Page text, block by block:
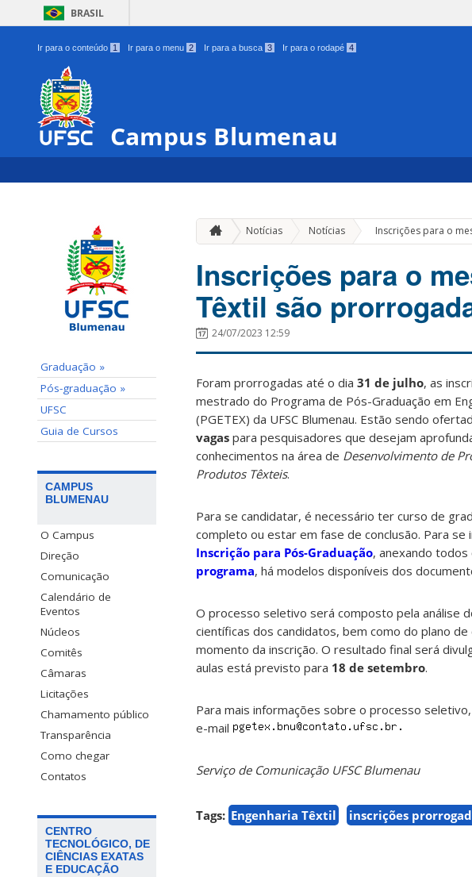
BRASIL
Ir para o conteúdo 1 Ir para o menu 2 Ir para a busca 3 Ir para o rodapé 4
Campus Blumenau
Graduação »
Pós-graduação »
UFSC
Guia de Cursos
CAMPUS
BLUMENAU
O Campus
Direção
Comunicação
Calendário de
Eventos
Núcleos
Comitês
Câmaras
Licitações
Chamamento público
Transparência
Como chegar
Contatos
CENTRO
TECNOLÓGICO, DE
CIÊNCIAS EXATAS
E EDUCAÇÃO
Notícias Notícias » Inscrições para o
Inscrições para o
Têxtil são
24/07/2023 12:59
Foram prorrogadas até o dia 31 de julho, as
mestrado do Programa de Pós-Graduação em
(PGETEX) da UFSC Blumenau. Estão sendo
vagas para pesquisadores que desejam
conhecimentos na área de Desenvolvimento de
Produtos Têxteis.
Para se candidatar, é necessário ter curso de
completo ou estar em fase de conclusão. Para
Inscrição para Pós-Graduação, anexando
programa, há modelos disponíveis dos
O processo seletivo será composto pela análise
científicas dos candidatos, bem como do plano
momento da inscrição. O resultado final será
aulas está previsto para 18 de setembro.
Para mais informações sobre o processo seletivo,
e-mail
Serviço de Comunicação UFSC Blumenau
Tags: Engenharia Têxtil inscrições